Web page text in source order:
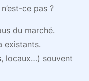
ce pas ?
du marché.
existants.
locaux…) souvent